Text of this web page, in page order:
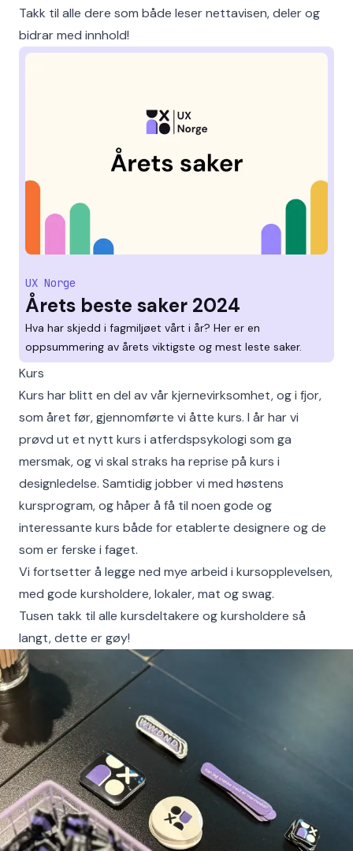
Takk til alle dere som både leser nettavisen, deler og
bidrar med innhold!
UX Norge
Årets beste saker 2024
Hva har skjedd i fagmiljøet vårt i år? Her er en
oppsummering av årets viktigste og mest leste saker.
Kurs
Kurs har blitt en del av vår kjernevirksomhet, og i fjor,
som året før, gjennomførte vi åtte kurs. I år har vi
prøvd ut et nytt kurs i atferdspsykologi som ga
mersmak, og vi skal straks ha reprise på kurs i
designledelse. Samtidig jobber vi med høstens
kursprogram, og håper å få til noen gode og
interessante kurs både for etablerte designere og de
som er ferske i faget.
Vi fortsetter å legge ned mye arbeid i kursopplevelsen,
med gode kursholdere, lokaler, mat og swag.
Tusen takk til alle kursdeltakere og kursholdere så
langt, dette er gøy!